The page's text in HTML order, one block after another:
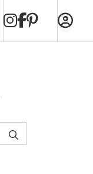
op
Instagram
op
Facebook
op
Pinterest